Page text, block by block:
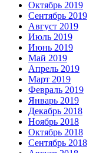
Октябрь 2019
Сентябрь 2019
Август 2019
Июль 2019
Июнь 2019
Май 2019
Апрель 2019
Март 2019
Февраль 2019
Январь 2019
Декабрь 2018
Ноябрь 2018
Октябрь 2018
Сентябрь 2018